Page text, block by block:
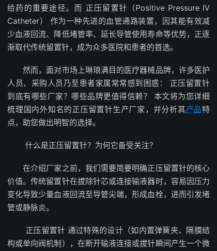
给药的重要途径。而 正压留置针（Positive Pressure IV
Catheter） 作为一种先进的血管通路装置，因其能有效减
少血液回流、降低堵管率、延长导管使用寿命等优势，正逐
渐取代传统留置针，成为众多医院和患者的首选。
然而，面对市场上琳琅满目的医疗器械品牌，许多医护
人员、采购人员乃至患者家属常常感到困惑： 正压留置针
到底有哪些厂家？哪些品牌更值得信赖？ 本文将为您详细
梳理国内外知名的正压留置针生产厂家，并分析其产品特
点，助您做出明智的选择。
什么是正压留置针？为何它备受关注？
在介绍厂家之前，我们需要简要明确正压留置针的核心
价值。传统留置针在拔除针芯或连接输液器时，容易因压力
变化导致少量血液回流至导管尖端，形成血栓，进而引发堵
管或静脉炎。
正压留置针 通过特殊的设计（如内置弹簧夹、隔膜结
构或单向阀机制），在断开输液连接或拔针瞬间产生一个微